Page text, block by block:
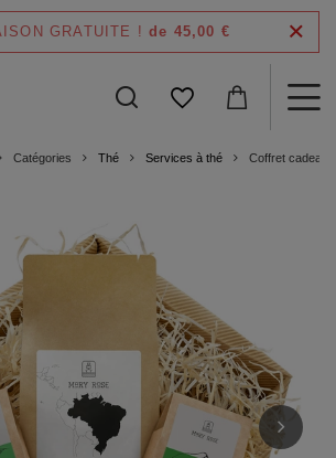
GRATUITE ! de 45,00 €
Catégories Thé Services à thé Coffret cadeau